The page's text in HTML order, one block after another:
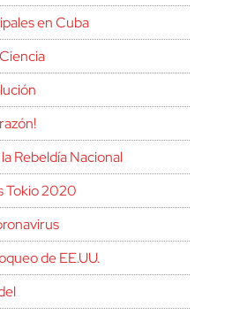
en Cuba
Rebeldía Nacional
Tokio 2020
de EE.UU.